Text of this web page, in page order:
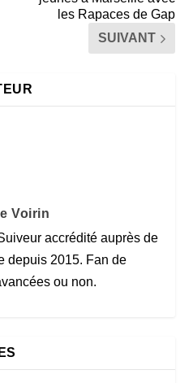
les Rapaces de Gap
SUIVANT
Voirin
accrédité auprès de
depuis 2015. Fan de
ou non.